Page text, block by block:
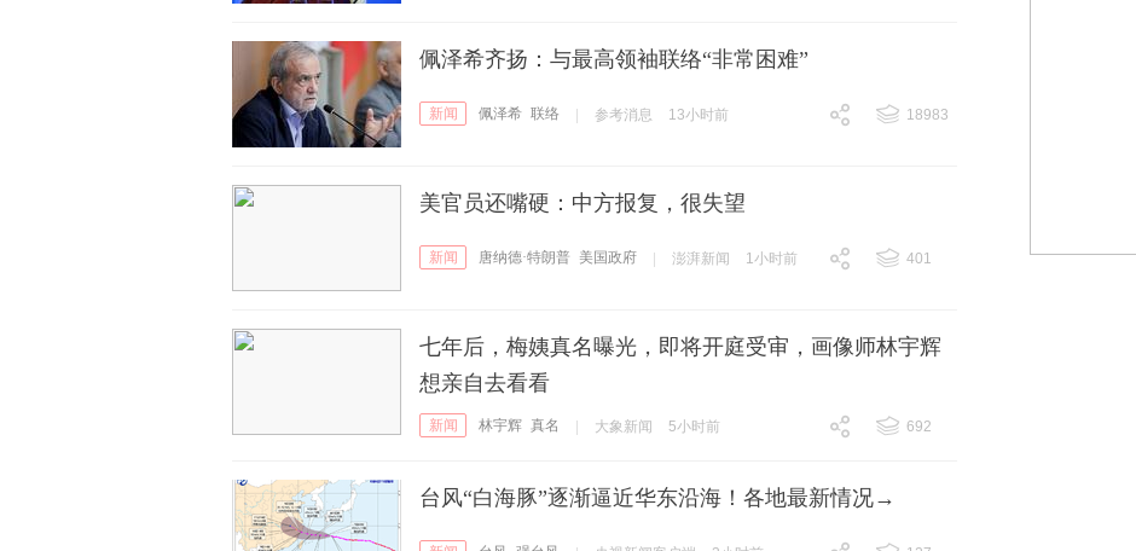
佩泽希齐扬：与最高领袖联络“非常困难”
新闻 佩泽希 联络 参考消息 13小时前
18983
美官员还嘴硬：中方报复，很失望
新闻 唐纳德·特朗普 美国政府 澎湃新闻 1小时前
401
七年后，梅姨真名曝光，即将开庭受审，画像师林宇辉
想亲自去看看
新闻 林宇辉 真名 大象新闻 5小时前
692
台风“白海豚”逐渐逼近华东沿海！各地最新情况→